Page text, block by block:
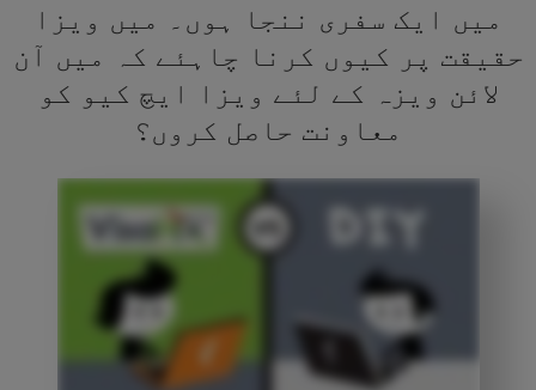
میں ایک سفری ننجا ہوں۔ میں ویزا
حقیقت پر کیوں کرنا چاہئے کہ میں آن
لائن ویزہ کے لئے ویزا ایچ کیو کو
معاونت حاصل کروں؟